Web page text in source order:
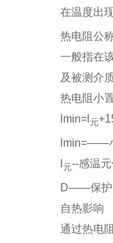
在温度出
热电阻公
一般指在
及被测介
热电阻小
lmin=l 元
lmin=――
元--感温
D――保护
自热影响
通过热电